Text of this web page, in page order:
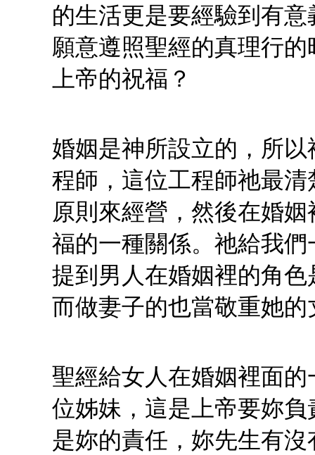
的生活更是要經驗到有
願意遵照聖經的真理行
上帝的祝福？
婚姻是神所設立的，所
程師，這位工程師祂最
原則來經營，然後在婚
福的一種關係。祂給我
提到男人在婚姻裡的角
而做妻子的也當敬重她的
聖經給女人在婚姻裡面
位姊妹，這是上帝要妳
是妳的責任，妳先生有